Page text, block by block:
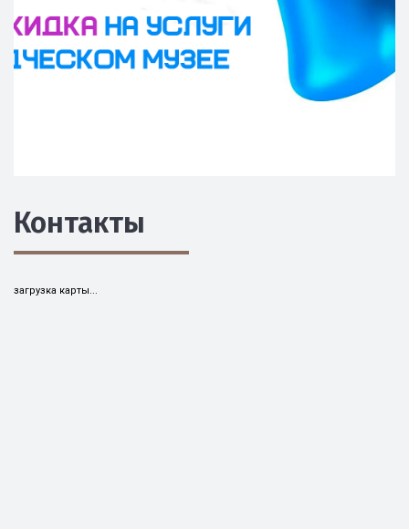
Подробнее...
Подробнее...
Подробнее...
Подробнее...
Подробнее...
Контакты
загрузка карты...